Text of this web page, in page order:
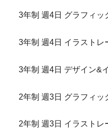
3年制 週4日 グラフィッ
3年制 週4日 イラストレ
3年制 週4日 デザイン&
2年制 週3日 グラフィッ
2年制 週3日 イラストレ